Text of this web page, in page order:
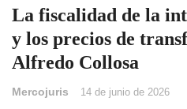
La fiscalidad de la
y los precios de
Alfredo Collosa
Mercojuris 14 de junio de 2026